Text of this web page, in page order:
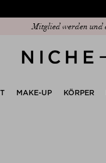
Mitglied werden und
Entdecken Sie
MAKE-UP KÖRPER